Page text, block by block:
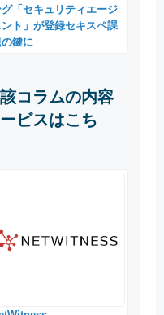
グ「セキュリティエージ
ント」が登録セキスペ課
の鍵に
コラムの内容
ビスはこち